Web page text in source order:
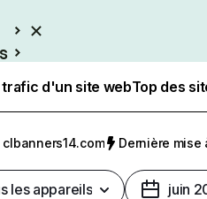
d'un site webTop des
clbanners14.com Dernière mise
les appareils juin